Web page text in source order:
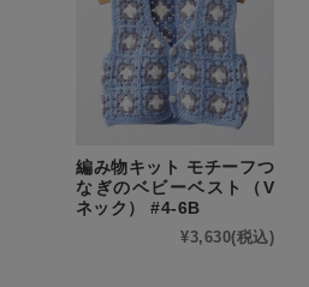
編み物キット モチーフつ
なぎのベビーベスト（V
ネック） #4-6B
¥3,630(税込)